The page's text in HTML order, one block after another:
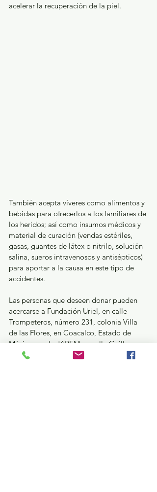
acelerar la recuperación de la piel.
También acepta víveres como alimentos y
bebidas para ofrecerlos a los familiares de
los heridos; así como insumos médicos y
material de curación (vendas estériles,
gasas, guantes de látex o nitrilo, solución
salina, sueros intravenosos y antisépticos)
para aportar a la causa en este tipo de
accidentes.
Las personas que deseen donar pueden
acercarse a Fundación Uriel, en calle
Trompeteros, número 231, colonia Villa
de las Flores, en Coacalco, Estado de
México; o a la JAPEM en calle Guillermo
Prieto número 609, barrio de San